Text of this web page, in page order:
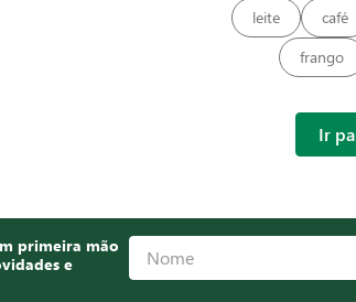
leite café
frango
Ir
primeira mão
e